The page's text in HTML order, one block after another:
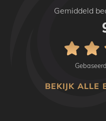
Gemiddeld
BEKIJK ALLE